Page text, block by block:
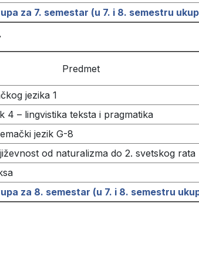
za 7. semestar (u 7. i 8. semestru
Predmet
jezika 1
4 – lingvistika teksta i pragmatika
jezik G-8
od naturalizma do 2. svetskog rata
za 8. semestar (u 7. i 8. semestru